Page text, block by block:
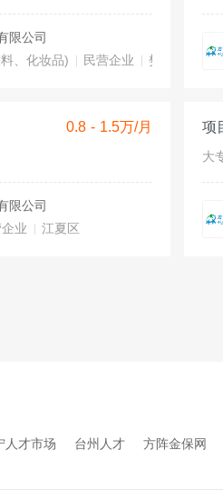
限公司
、化妆品)
民营企业 樊城区
0.8 - 1.5万/月
限公司
业 江夏区
项
大
人才市场 台州人才 方阵金保网